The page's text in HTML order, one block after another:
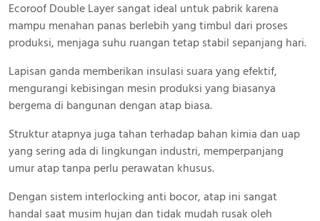
Ecoroof Double Layer sangat ideal untuk pabrik karena
mampu menahan panas berlebih yang timbul dari proses
produksi, menjaga suhu ruangan tetap stabil sepanjang hari.
Lapisan ganda memberikan insulasi suara yang efektif,
mengurangi kebisingan mesin produksi yang biasanya
bergema di bangunan dengan atap biasa.
Struktur atapnya juga tahan terhadap bahan kimia dan uap
yang sering ada di lingkungan industri, memperpanjang
umur atap tanpa perlu perawatan khusus.
Dengan sistem interlocking anti bocor, atap ini sangat
handal saat musim hujan dan tidak mudah rusak oleh